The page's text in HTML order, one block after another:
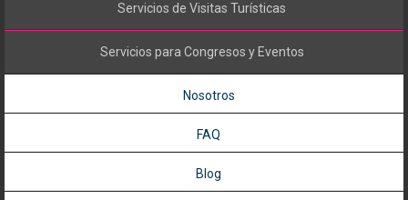
Servicios de Visitas Turísticas
Servicios para Congresos y Eventos
Nosotros
FAQ
Blog